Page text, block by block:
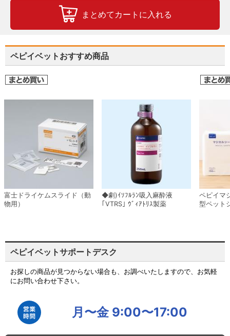
まとめてカートに入れる
ペピイベットおすすめ商品
富士ドライケムスライド（動
物用）
◆劇)ｲｿﾌﾙﾗﾝ吸入麻酔液
｢VTRS｣ ｳﾞｨｱﾄﾘｽ製薬
ペピイマ
型ペット
ペピイベットサポートデスク
お探しの商品が見つからない場合も、お調べいたしますので、お気軽
にお問い合わせ下さい。
月〜金 9:00〜17:00